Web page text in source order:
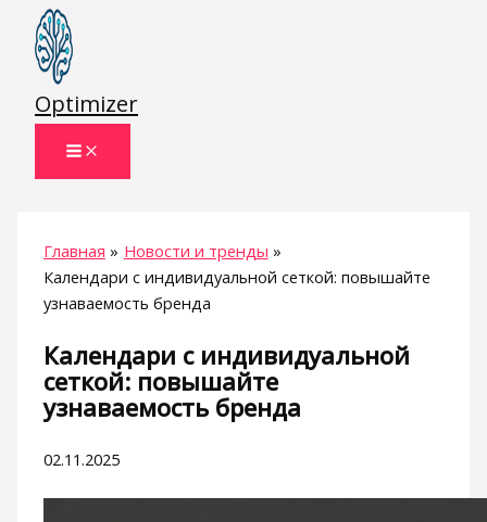
Перейти
содержимому
Optimizer
Главная
Новости и тренды
Календари с индивидуальной сеткой: повышайте
узнаваемость бренда
Календари с индивидуальной
сеткой: повышайте
узнаваемость бренда
02.11.2025